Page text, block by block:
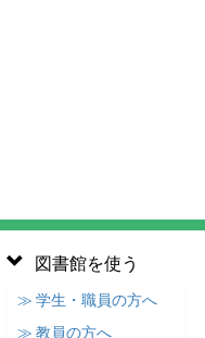
図書館を使う
≫ 学生・職員の方へ
≫ 教員の方へ